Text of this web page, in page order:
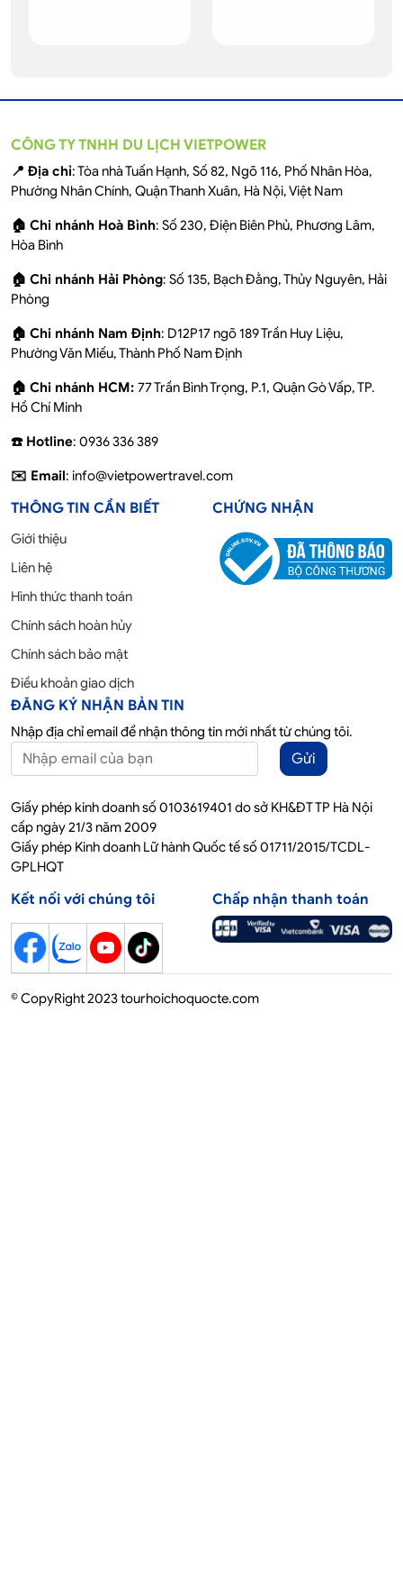
CÔNG TY TNHH DU LỊCH VIETPOWER
📍 Địa chỉ: Tòa nhà Tuấn Hạnh, Số 82, Ngõ 116, Phố Nhân Hòa,
Phường Nhân Chính, Quận Thanh Xuân, Hà Nội, Việt Nam
🏠 Chi nhánh Hoà Bình: Số 230, Điện Biên Phủ, Phương Lâm,
Hòa Bình
🏠 Chi nhánh Hải Phòng: Số 135, Bạch Đằng, Thủy Nguyên, Hải
Phòng
🏠 Chi nhánh Nam Định: D12P17 ngõ 189 Trần Huy Liệu,
Phường Văn Miếu, Thành Phố Nam Định
🏠 Chi nhánh HCM: 77 Trần Bình Trọng, P.1, Quận Gò Vấp, TP.
Hồ Chí Minh
☎️ Hotline: 0936 336 389
✉️ Email: info@vietpowertravel.com
THÔNG TIN CẦN BIẾT
Giới thiệu
Liên hệ
Hình thức thanh toán
Chính sách hoàn hủy
Chính sách bảo mật
Điều khoản giao dịch
CHỨNG NHẬN
ĐĂNG KÝ NHẬN BẢN TIN
Nhập địa chỉ email để nhận thông tin mới nhất từ chúng tôi.
Gửi
Giấy phép kinh doanh số 0103619401 do sở KH&ĐT TP Hà Nội
cấp ngày 21/3 năm 2009
Giấy phép Kinh doanh Lữ hành Quốc tế số 01711/2015/TCDL-
GPLHQT
Kết nối với chúng tôi Chấp nhận thanh toán
© CopyRight 2023 tourhoichoquocte.com